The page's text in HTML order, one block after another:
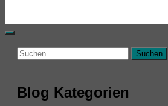
Suchen
nach:
Blog Kategorien